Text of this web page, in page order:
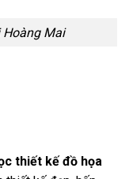
Hoàng Mai
thiết kế đồ họa